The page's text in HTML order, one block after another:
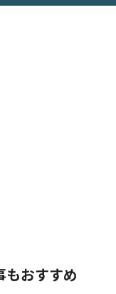
もおすすめ